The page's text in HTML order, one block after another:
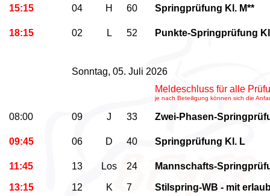
15:15 04 H 60 Springprüfung Kl. M**
18:15 02 L 52 Punkte-Springprüfung
Sonntag, 05. Juli 2026
Meldeschluss für alle
je nach Beteiligung können sich die
08:00 09 J 33 Zwei-Phasen-
09:45 06 D 40 Springprüfung Kl. L
11:45 13 Los 24 Mannschafts-
13:15 12 K 7 Stilspring-WB - mit